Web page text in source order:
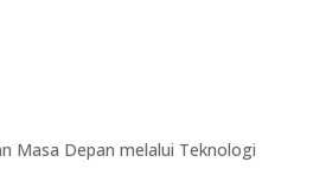
Masa Depan melalui Teknologi